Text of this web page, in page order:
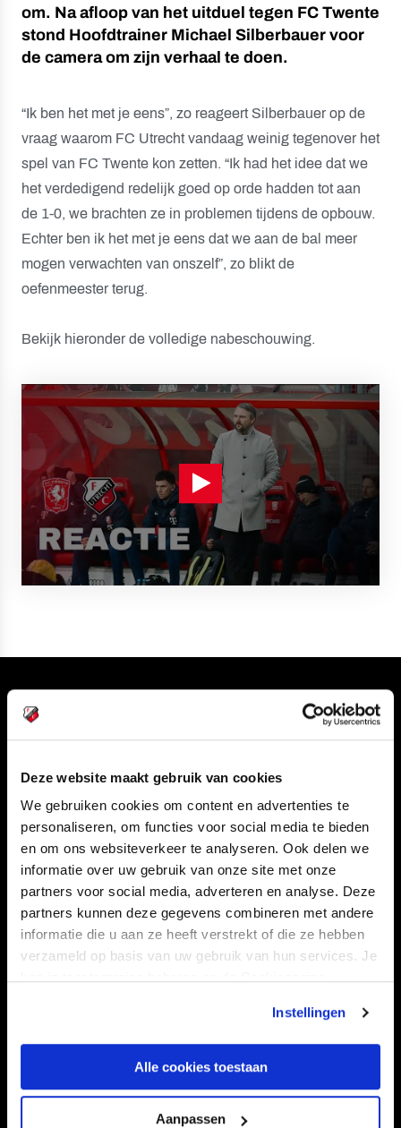
Deze website maakt gebruik van cookies
We gebruiken cookies om content en advertenties te
personaliseren, om functies voor social media te bieden
en om ons websiteverkeer te analyseren. Ook delen we
informatie over uw gebruik van onze site met onze
partners voor social media, adverteren en analyse. Deze
partners kunnen deze gegevens combineren met andere
informatie die u aan ze heeft verstrekt of die ze hebben
verzameld op basis van uw gebruik van hun services. Je
Instellingen
Alle cookies toestaan
Aanpassen
om. Na afloop van het uitduel tegen FC Twente
stond Hoofdtrainer Michael Silberbauer voor
de camera om zijn verhaal te doen.
“Ik ben het met je eens”, zo reageert Silberbauer op de
vraag waarom FC Utrecht vandaag weinig tegenover het
spel van FC Twente kon zetten. “Ik had het idee dat we
het verdedigend redelijk goed op orde hadden tot aan
de 1-0, we brachten ze in problemen tijdens de opbouw.
Echter ben ik het met je eens dat we aan de bal meer
mogen verwachten van onszelf”, zo blikt de
oefenmeester terug.
Bekijk hieronder de volledige nabeschouwing.
Navigeer naar
TEAMS
STADION
SUPPORTERS
FOUNDATION
KAARTVERKOOP
BUSINESS